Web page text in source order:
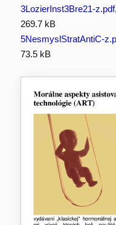
3LozierInst3Bre21-z.pdf,
269.7 kB
5NesmyslStratAntiC-
73.5 kB